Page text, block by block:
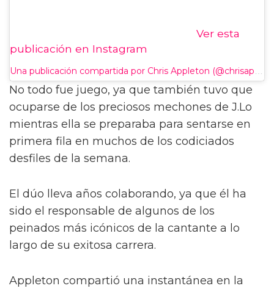
Ver esta
publicación en Instagram
No todo fue juego, ya que también tuvo que
ocuparse de los preciosos mechones de J.Lo
mientras ella se preparaba para sentarse en
primera fila en muchos de los codiciados
desfiles de la semana.
El dúo lleva años colaborando, ya que él ha
sido el responsable de algunos de los
peinados más icónicos de la cantante a lo
largo de su exitosa carrera.
Appleton compartió una instantánea en la